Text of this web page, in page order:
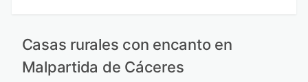
Casas rurales con encanto en
Malpartida de Cáceres